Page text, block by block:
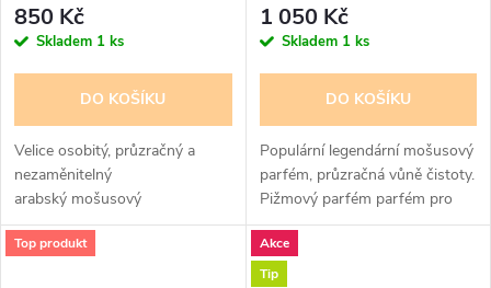
850 Kč
Skladem 1 ks
DO KOŠÍKU
Velice osobitý, průzračný a
nezaměnitelný
arabský mošusový
pižmový parfém pro ženy. Vůně
čistoty a nevinosti
1 050 Kč
Skladem 1 ks
DO KOŠÍKU
Populární legendární mošusový
parfém, průzračná vůně čistoty.
Pižmový parfém parfém pro
ženy čisté pižmo s jemnými
květinovými a pudrovými tóny,
lehce intimní, ale stále výrazné.
Top produkt
Akce
Tip